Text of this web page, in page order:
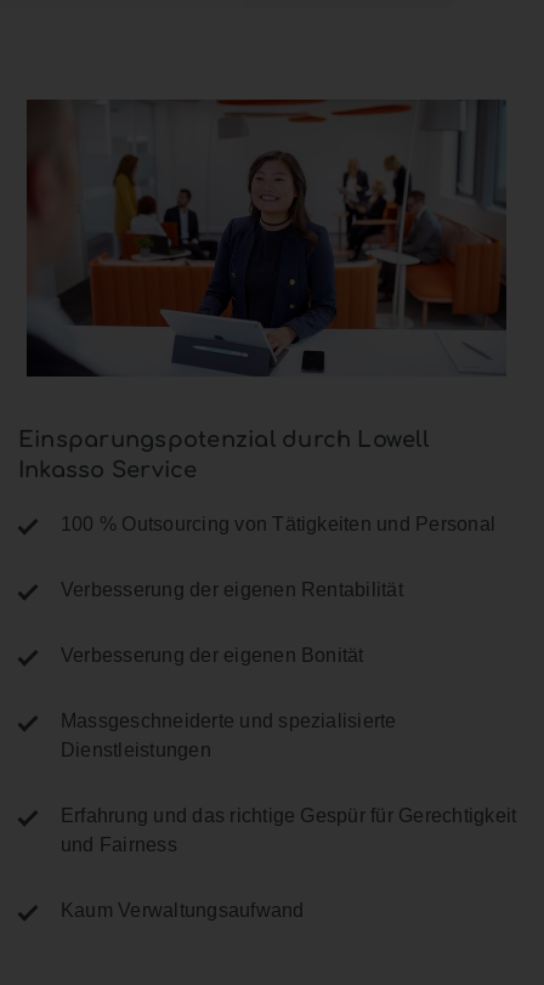
Einsparungspotenzial durch Lowell
Inkasso Service
100 % Outsourcing von Tätigkeiten und Personal
Verbesserung der eigenen Rentabilität
Verbesserung der eigenen Bonität
Massgeschneiderte und spezialisierte
Dienstleistungen
Erfahrung und das richtige Gespür für Gerechtigkeit
und Fairness
Kaum Verwaltungsaufwand